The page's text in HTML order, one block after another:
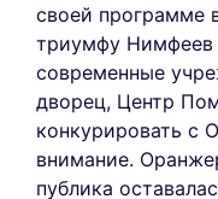
своей программе
триумфу
современные
дворец, Центр
конкурировать с
внимание.
публика